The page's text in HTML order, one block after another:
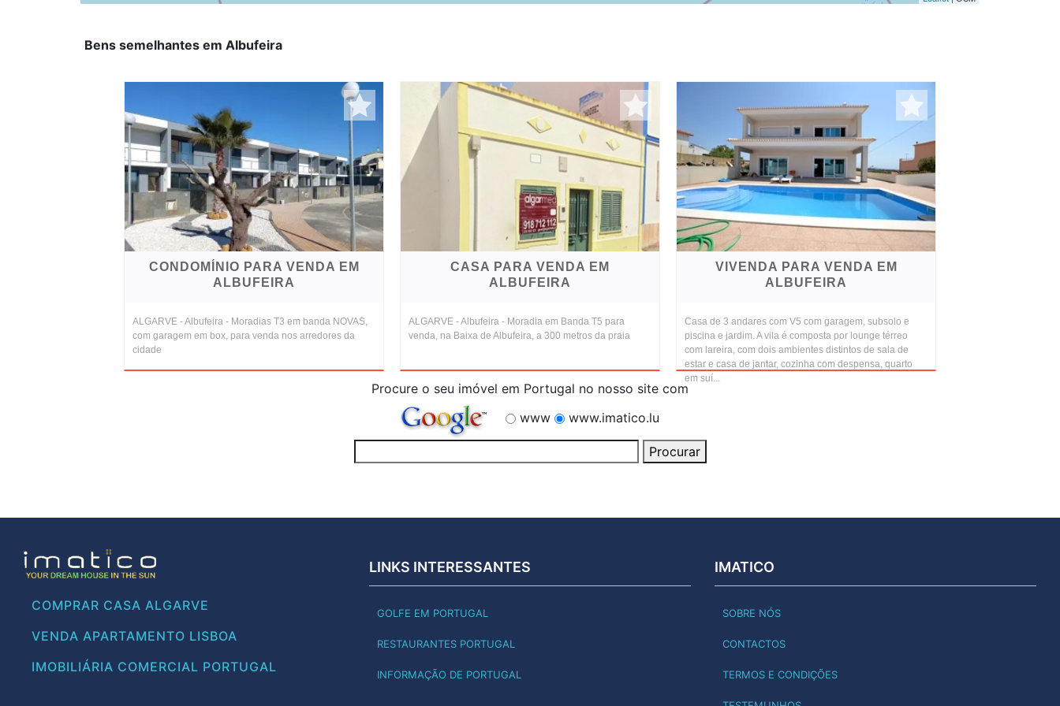
Bens semelhantes em Albufeira
CONDOMÍNIO PARA VENDA EM
ALBUFEIRA
ALGARVE - Albufeira - Moradias T3 em banda NOVAS,
com garagem em box, para venda nos arredores da
cidade
CASA PARA VENDA EM
ALBUFEIRA
ALGARVE - Albufeira - Moradia em Banda T5 para
venda, na Baixa de Albufeira, a 300 metros da praia
VIVENDA PARA VENDA EM
ALBUFEIRA
Casa de 3 andares com V5 com garagem, subsolo e
piscina e jardim. A vila é composta por lounge térreo
com lareira, com dois ambientes distintos de sala de
estar e casa de jantar, cozinha com despensa, quarto
em suí...
Procure o seu imóvel em Portugal no nosso site com
www
www.imatico.lu
COMPRAR CASA ALGARVE
VENDA APARTAMENTO LISBOA
IMOBILIÁRIA COMERCIAL PORTUGAL
LINKS INTERESSANTES
GOLFE EM PORTUGAL
RESTAURANTES PORTUGAL
INFORMAÇÃO DE PORTUGAL
IMATICO
SOBRE NÓS
CONTACTOS
TERMOS E CONDIÇÕES